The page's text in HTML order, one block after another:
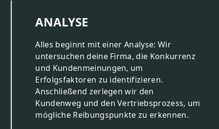
ANALYSE
Alles beginnt mit einer Analyse: Wir
untersuchen deine Firma, die Konkurrenz
und Kundenmeinungen, um
Erfolgsfaktoren zu identifizieren.
Anschließend zerlegen wir den
Kundenweg und den Vertriebsprozess, um
mögliche Reibungspunkte zu erkennen.